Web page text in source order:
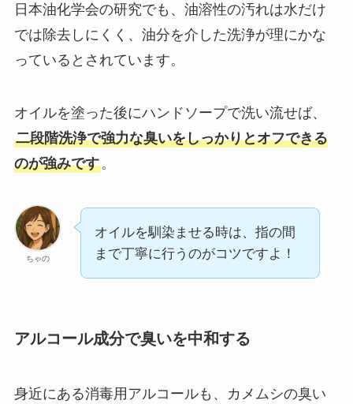
日本油化学会の研究でも、油溶性の汚れは水だけ
では除去しにくく、油分を介した洗浄が理にかな
っているとされています。
オイルを塗った後にハンドソープで洗い流せば、
二段階洗浄で強力な臭いをしっかりとオフできる
のが強みです。
ちゃの
オイルを馴染ませる時は、指の間
まで丁寧に行うのがコツですよ！
アルコール成分で臭いを中和する
身近にある消毒用アルコールも、カメムシの臭い